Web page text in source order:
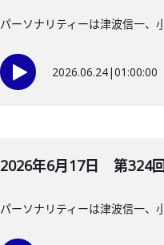
パーソナリティーは津波信一、
2026.06.24|01:00:00
2026年6月17日 第324
パーソナリティーは津波信一、